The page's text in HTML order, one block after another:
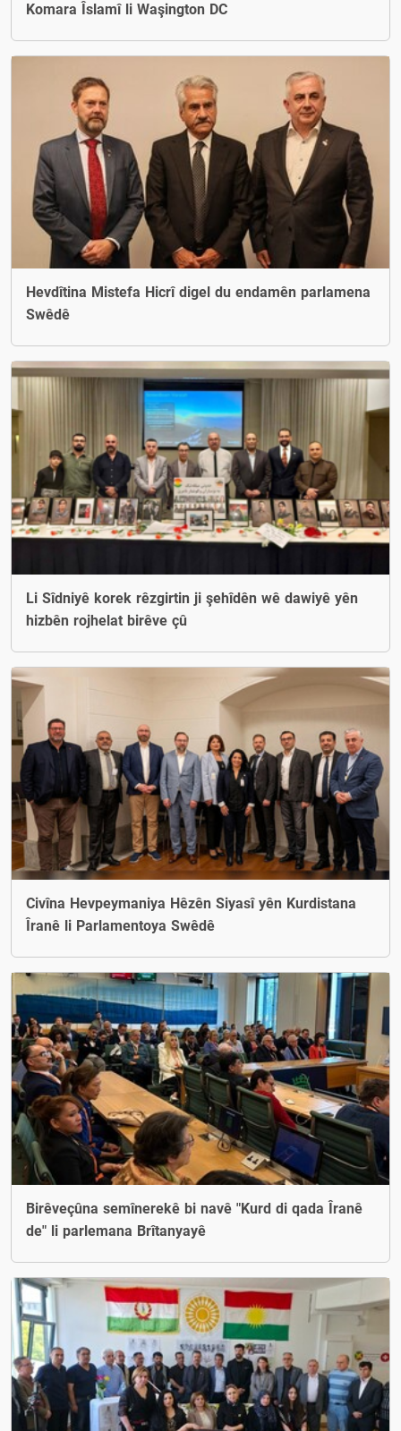
Komara Îslamî li Waşington DC
Hevdîtina Mistefa Hicrî digel du endamên parlamena
Swêdê
Li Sîdniyê korek rêzgirtin ji şehîdên wê dawiyê yên
hizbên rojhelat birêve çû
Civîna Hevpeymaniya Hêzên Siyasî yên Kurdistana
Îranê li Parlamentoya Swêdê
Birêveçûna semînerekê bi navê "Kurd di qada Îranê
de" li parlemana Brîtanyayê